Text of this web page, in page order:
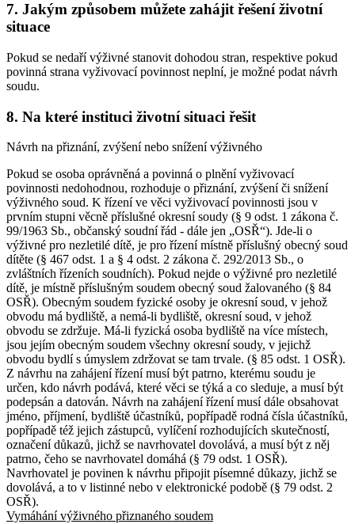
7. Jakým způsobem můžete zahájit řešení životní
situace
Pokud se nedaří výživné stanovit dohodou stran, respektive pokud
povinná strana vyživovací povinnost neplní, je možné podat návrh
soudu.
8. Na které instituci životní situaci řešit
Návrh na přiznání, zvýšení nebo snížení výživného
Pokud se osoba oprávněná a povinná o plnění vyživovací
povinnosti nedohodnou, rozhoduje o přiznání, zvýšení či snížení
výživného soud. K řízení ve věci vyživovací povinnosti jsou v
prvním stupni věcně příslušné okresní soudy (§ 9 odst. 1 zákona č.
99/1963 Sb., občanský soudní řád - dále jen „OSŘ“). Jde-li o
výživné pro nezletilé dítě, je pro řízení místně příslušný obecný soud
dítěte (§ 467 odst. 1 a § 4 odst. 2 zákona č. 292/2013 Sb., o
zvláštních řízeních soudních). Pokud nejde o výživné pro nezletilé
dítě, je místně příslušným soudem obecný soud žalovaného (§ 84
OSŘ). Obecným soudem fyzické osoby je okresní soud, v jehož
obvodu má bydliště, a nemá-li bydliště, okresní soud, v jehož
obvodu se zdržuje. Má-li fyzická osoba bydliště na více místech,
jsou jejím obecným soudem všechny okresní soudy, v jejichž
obvodu bydlí s úmyslem zdržovat se tam trvale. (§ 85 odst. 1 OSŘ).
Z návrhu na zahájení řízení musí být patrno, kterému soudu je
určen, kdo návrh podává, které věci se týká a co sleduje, a musí být
podepsán a datován. Návrh na zahájení řízení musí dále obsahovat
jméno, příjmení, bydliště účastníků, popřípadě rodná čísla účastníků,
popřípadě též jejich zástupců, vylíčení rozhodujících skutečností,
označení důkazů, jichž se navrhovatel dovolává, a musí být z něj
patrno, čeho se navrhovatel domáhá (§ 79 odst. 1 OSŘ).
Navrhovatel je povinen k návrhu připojit písemné důkazy, jichž se
dovolává, a to v listinné nebo v elektronické podobě (§ 79 odst. 2
OSŘ).
Vymáhání výživného přiznaného soudem